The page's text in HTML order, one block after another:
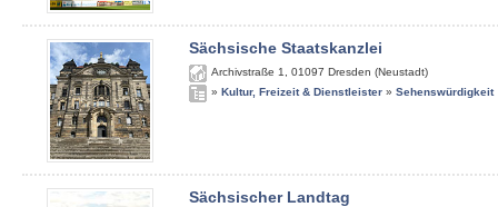
Sächsische Staatskanzlei
Archivstraße 1 01097 Dresden (Neustadt)
» Kultur, Freizeit & Dienstleister » Sehenswürdigkeit
Sächsischer Landtag